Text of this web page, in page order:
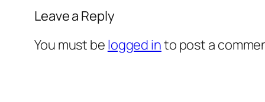
Leave a Reply
You must be logged into post a